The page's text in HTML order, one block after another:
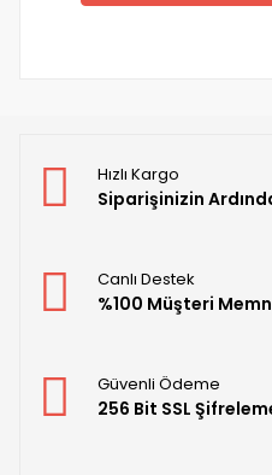
Hızlı Kargo
Siparişinizin
Canlı Destek
%100 Müşteri
Güvenli Ödeme
256 Bit SSL